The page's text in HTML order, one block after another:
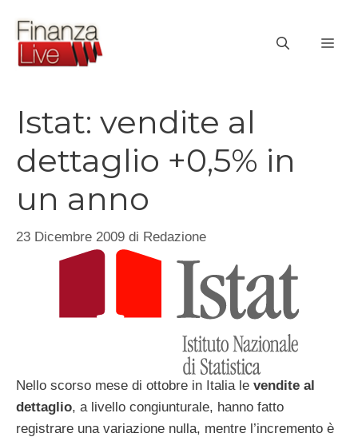
contenuto
Istat: vendite al
dettaglio +0,5% in
un anno
23 Dicembre 2009 di Redazione
Nello scorso mese di ottobre in Italia le vendite al
dettaglio, a livello congiunturale, hanno fatto
registrare una variazione nulla, mentre l’incremento è